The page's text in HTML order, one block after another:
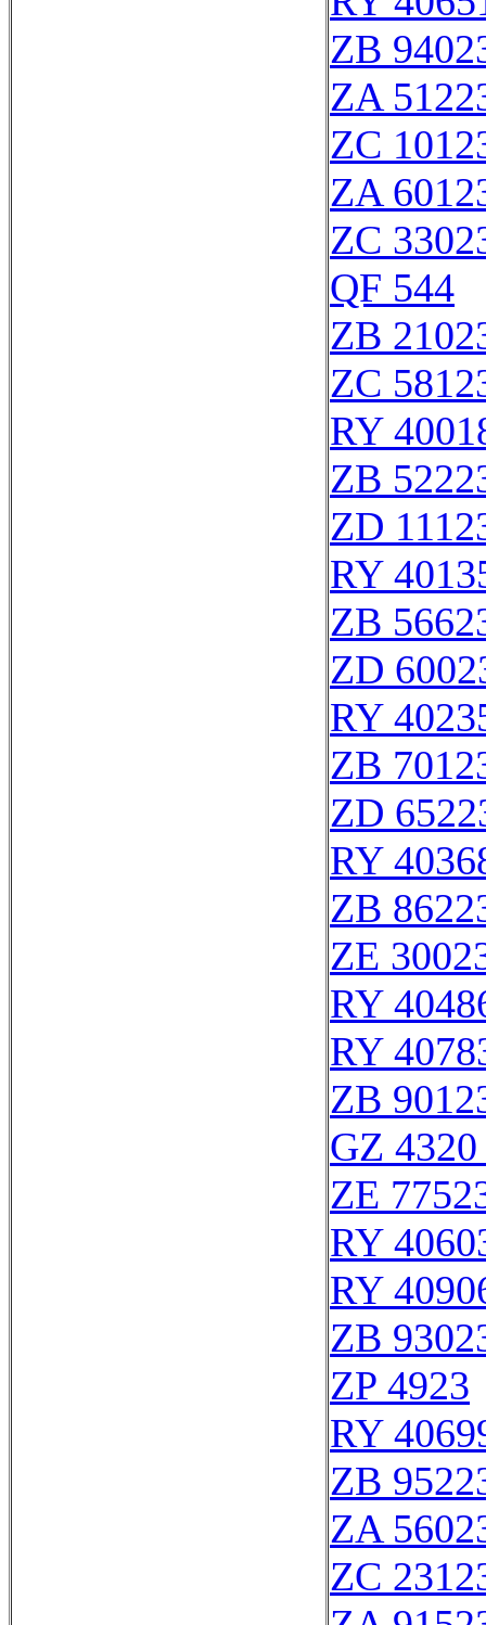
ZB
ZA
ZC
ZA
ZC
QF 544
ZB
ZC
RY
ZB
ZD
RY
ZB
ZD
RY
ZB
ZD
RY
ZB
ZE
RY
RY
ZB
GZ
ZE
RY
RY
ZB
ZP 4923
RY
ZB
ZA
ZC